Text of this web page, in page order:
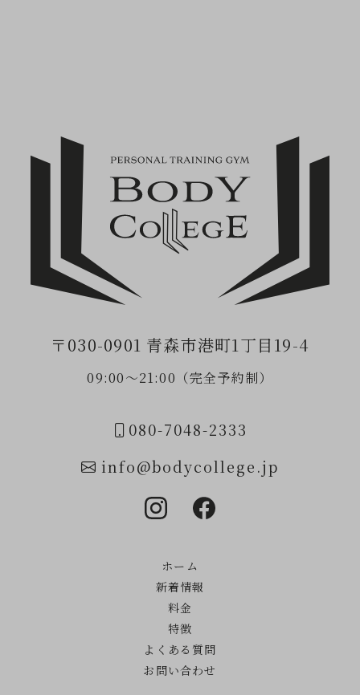
〒030-0901 青森市港町1丁目19-4
09:00〜21:00（完全予約制）
080-7048-2333
info@bodycollege.jp
ホーム
新着情報
料金
特徴
よくある質問
お問い合わせ